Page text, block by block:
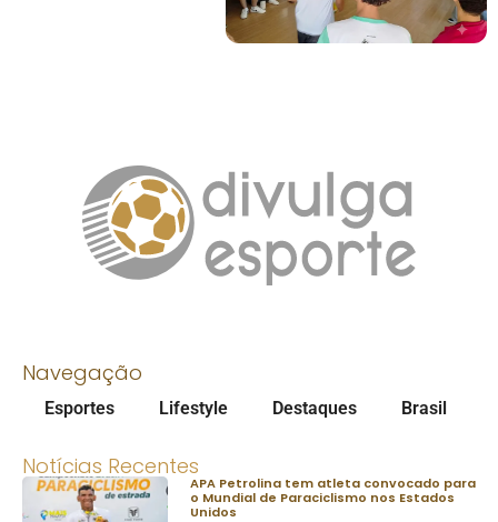
Navegação
Esportes Lifestyle Destaques Brasil
Notícias Recentes
APA Petrolina tem atleta convocado para
o Mundial de Paraciclismo nos Estados
Unidos